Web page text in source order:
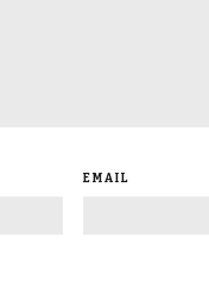
EMAIL